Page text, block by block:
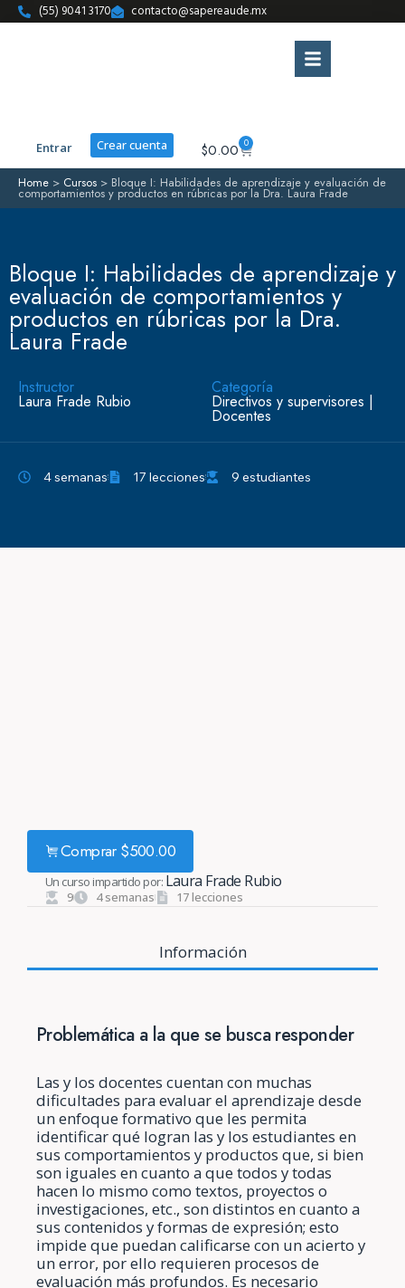
(55) 9041 3170 contacto@sapereaude.mx
Entrar Crear cuenta $0.00 0
Home > Cursos > Bloque I: Habilidades de aprendizaje y evaluación de
comportamientos y productos en rúbricas por la Dra. Laura Frade
Bloque I: Habilidades de aprendizaje y
evaluación de comportamientos y
productos en rúbricas por la Dra.
Laura Frade
Instructor
Laura Frade Rubio
Categoría
Directivos y supervisores |
Docentes
4 semanas 17 lecciones 9 estudiantes
Información
Problemática a la que se busca responder
Las y los docentes cuentan con muchas
dificultades para evaluar el aprendizaje desde
un enfoque formativo que les permita
identificar qué logran las y los estudiantes en
sus comportamientos y productos que, si bien
son iguales en cuanto a que todos y todas
hacen lo mismo como textos, proyectos o
investigaciones, etc., son distintos en cuanto a
sus contenidos y formas de expresión; esto
impide que puedan calificarse con un acierto y
un error, por ello requieren procesos de
evaluación más profundos. Es necesario
Comprar $500.00
Un curso impartido por: Laura Frade Rubio
9 4 semanas 17 lecciones